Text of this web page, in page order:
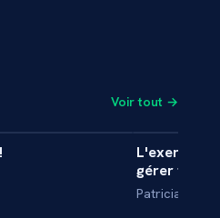
Voir tout →
L'exercice
gérer
Patricia Penot